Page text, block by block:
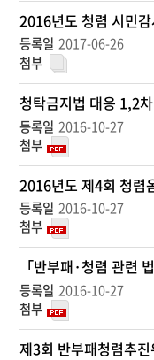
제
목,
등
록
자,
등
록
일,
첨
부,
조
회
수
2016년도 청렴 시민
2017-06-26
청탁금지법 대응 1,2
2016-10-27
2016년도 제4회 청렴
2016-10-27
「반부패·청렴 관련
2016-10-27
제3회 반부패청렴추